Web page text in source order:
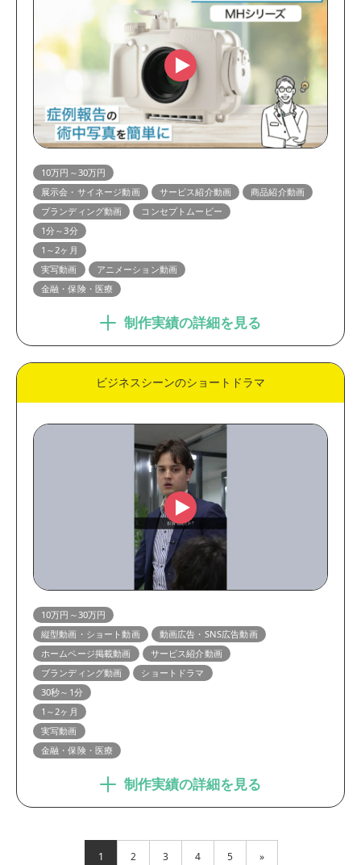
10万円～30万円
展示会・サイネージ動画
サービス紹介動画
商品紹介動画
ブランディング動画
コンセプトムービー
1分～3分
1～2ヶ月
実写動画
アニメーション動画
金融・保険・医療
制作実績の詳細を見る
ビジネスシーンのショートドラマ
10万円～30万円
縦型動画・ショート動画
動画広告・SNS広告動画
ホームページ掲載動画
サービス紹介動画
ブランディング動画
ショートドラマ
30秒～1分
1～2ヶ月
実写動画
金融・保険・医療
制作実績の詳細を見る
1 2 3 4 5 »